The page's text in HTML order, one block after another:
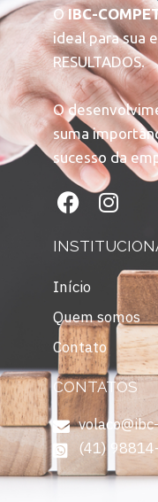
O IBC-
ideal para sua
RESULTADOS.
O
suma
sucesso da
Início
Quem somos
Contato
CONTATOS
(41)